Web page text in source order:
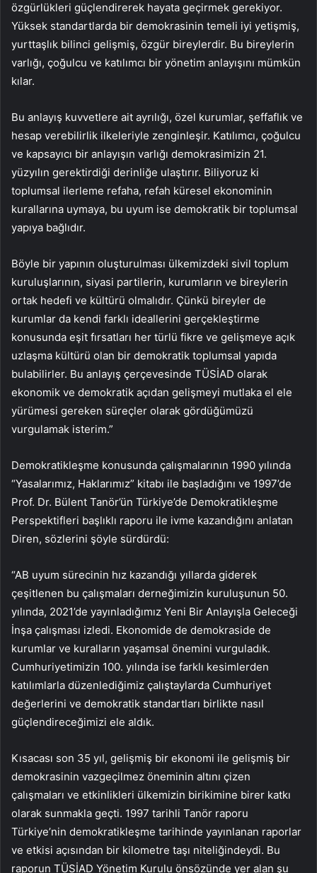
özgürlükleri güçlendirerek hayata geçirmek gerekiyor.
Yüksek standartlarda bir demokrasinin temeli iyi yetişmiş,
yurttaşlık bilinci gelişmiş, özgür bireylerdir. Bu bireylerin
varlığı, çoğulcu ve katılımcı bir yönetim anlayışını mümkün
kılar.
Bu anlayış kuvvetlere ait ayrılığı, özel kurumlar, şeffaflık ve
hesap verebilirlik ilkeleriyle zenginleşir. Katılımcı, çoğulcu
ve kapsayıcı bir anlayışın varlığı demokrasimizin 21.
yüzyılın gerektirdiği derinliğe ulaştırır. Biliyoruz ki
toplumsal ilerleme refaha, refah küresel ekonominin
kurallarına uymaya, bu uyum ise demokratik bir toplumsal
yapıya bağlıdır.
Böyle bir yapının oluşturulması ülkemizdeki sivil toplum
kuruluşlarının, siyasi partilerin, kurumların ve bireylerin
ortak hedefi ve kültürü olmalıdır. Çünkü bireyler de
kurumlar da kendi farklı ideallerini gerçekleştirme
konusunda eşit fırsatları her türlü fikre ve gelişmeye açık
uzlaşma kültürü olan bir demokratik toplumsal yapıda
bulabilirler. Bu anlayış çerçevesinde TÜSİAD olarak
ekonomik ve demokratik açıdan gelişmeyi mutlaka el ele
yürümesi gereken süreçler olarak gördüğümüzü
vurgulamak isterim.”
Demokratikleşme konusunda çalışmalarının 1990 yılında
“Yasalarımız, Haklarımız” kitabı ile başladığını ve 1997’de
Prof. Dr. Bülent Tanör’ün Türkiye’de Demokratikleşme
Perspektifleri başlıklı raporu ile ivme kazandığını anlatan
Diren, sözlerini şöyle sürdürdü:
“AB uyum sürecinin hız kazandığı yıllarda giderek
çeşitlenen bu çalışmaları derneğimizin kuruluşunun 50.
yılında, 2021’de yayınladığımız Yeni Bir Anlayışla Geleceği
İnşa çalışması izledi. Ekonomide de demokraside de
kurumlar ve kuralların yaşamsal önemini vurguladık.
Cumhuriyetimizin 100. yılında ise farklı kesimlerden
katılımlarla düzenlediğimiz çalıştaylarda Cumhuriyet
değerlerini ve demokratik standartları birlikte nasıl
güçlendireceğimizi ele aldık.
Kısacası son 35 yıl, gelişmiş bir ekonomi ile gelişmiş bir
demokrasinin vazgeçilmez öneminin altını çizen
çalışmaları ve etkinlikleri ülkemizin birikimine birer katkı
olarak sunmakla geçti. 1997 tarihli Tanör raporu
Türkiye’nin demokratikleşme tarihinde yayınlanan raporlar
ve etkisi açısından bir kilometre taşı niteliğindeydi. Bu
raporun TÜSİAD Yönetim Kurulu önsözünde yer alan şu